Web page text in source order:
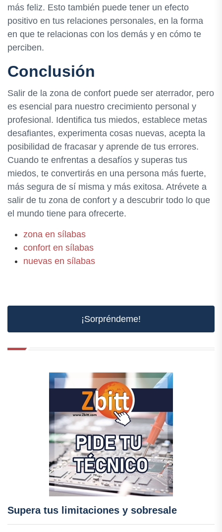
más feliz. Esto también puede tener un efecto
positivo en tus relaciones personales, en la forma
en que te relacionas con los demás y en cómo te
perciben.
Conclusión
Salir de la zona de confort puede ser aterrador, pero
es esencial para nuestro crecimiento personal y
profesional. Identifica tus miedos, establece metas
desafiantes, experimenta cosas nuevas, acepta la
posibilidad de fracasar y aprende de tus errores.
Cuando te enfrentas a desafíos y superas tus
miedos, te convertirás en una persona más fuerte,
más segura de sí misma y más exitosa. Atrévete a
salir de tu zona de confort y a descubrir todo lo que
el mundo tiene para ofrecerte.
zona en sílabas
confort en sílabas
nuevas en sílabas
¡Sorpréndeme!
Supera tus limitaciones y sobresale